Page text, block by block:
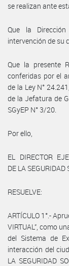
se realizan ante
Que la
intervención de su
Que la presente
conferidas por el
de la Ley N°
de la Jefatura de
SGyEP N° 3/20.
Por ello,
EL DIRECTOR
DE LA SEGURIDAD
RESUELVE:
ARTÍCULO 1°.-
VIRTUAL”, como
del Sistema de
interacción del
LA SEGURIDAD